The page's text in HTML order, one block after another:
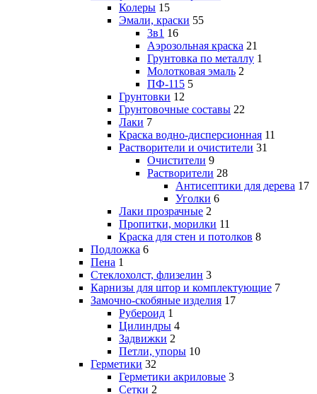
Колеры 15
Эмали, краски 55
3в1 16
Аэрозольная краска 21
Грунтовка по металлу 1
Молотковая эмаль 2
ПФ-115 5
Грунтовки 12
Грунтовочные составы 22
Лаки 7
Краска водно-дисперсионная 11
Растворители и очистители 31
Очистители 9
Растворители 28
Антисептики для дерева 17
Уголки 6
Лаки прозрачные 2
Пропитки, морилки 11
Краска для стен и потолков 8
Подложка 6
Пена 1
Стеклохолст, флизелин 3
Карнизы для штор и комплектующие 7
Замочно-скобяные изделия 17
Рубероид 1
Цилиндры 4
Задвижки 2
Петли, упоры 10
Герметики 32
Герметики акриловые 3
Сетки 2